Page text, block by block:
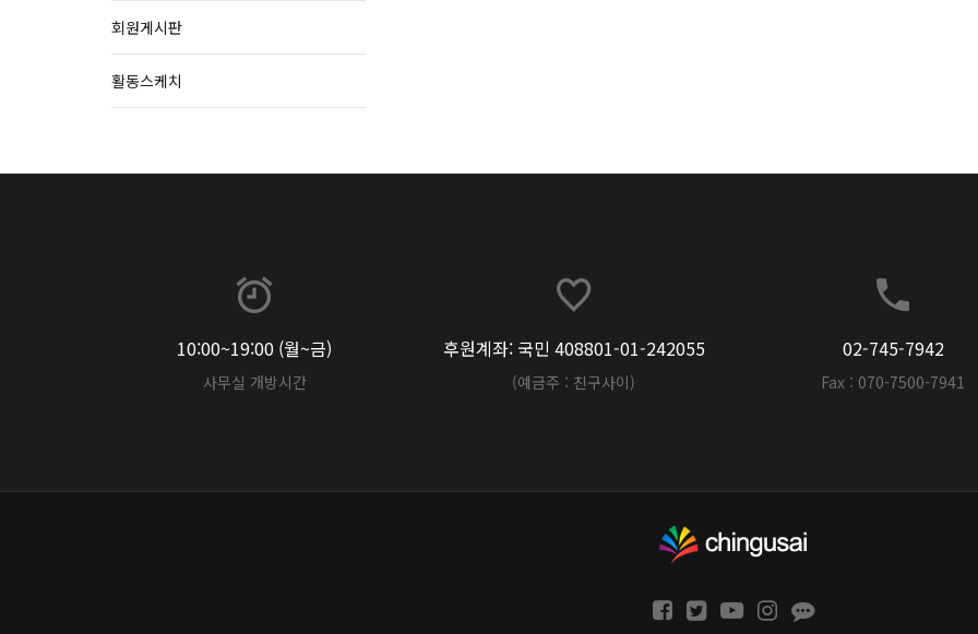
회원게시판
활동스케치
10:00~19:00 (월~금)
사무실 개방시간
후원계좌: 국민 408801-01-242055
(예금주 : 친구사이)
02-745-7942
Fax : 070-7500-7941